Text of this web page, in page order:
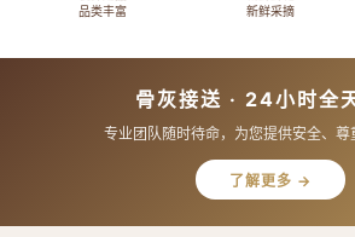
品类丰富
新鲜采摘
骨灰接送 · 24小时全
专业团队随时待命，为您提供安全、尊
了解更多 →